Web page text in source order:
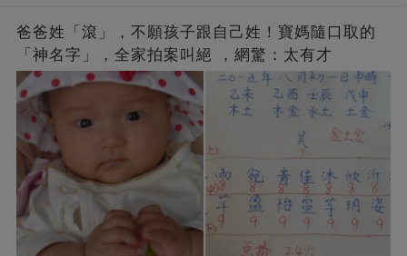
爸爸姓「滾」，不願孩子跟自己姓！寶媽隨口取的
「神名字」，全家拍案叫絕 ，網驚：太有才